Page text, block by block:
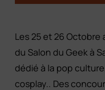
Les 25 et 26 Octobre
du Salon du Geek à
dédié à la pop
cosplay.. Des